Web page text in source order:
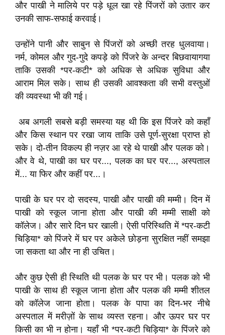
और पाखी ने मालिये पर पड़े धूल खा रहे पिंजरों को उतार कर
उनकी साफ-सफाई करवाई।
उन्होंने पानी और साबुन से पिंजरों को अच्छी तरह धुलवाया।
नर्म, कोमल और गुद-गुदे कपड़े को पिंजरे के अन्दर बिछवायागया
ताकि उसकी *पर-कटी* को अधिक से अधिक सुविधा और
आराम मिल सके। साथ ही उसकी आवश्कता की सभी वस्तुओं
की व्यवस्था भी की गई।
अब अगली सबसे बड़ी समस्या यह थी कि इस पिंजरे को कहाँ
और किस स्थान पर रखा जाय ताकि उसे पूर्ण-सुरक्षा प्राप्त हो
सके। दो-तीन विकल्प ही नज़र आ रहे थे पाखी और पलक को।
और वे थे, पाखी का घर पर..., पलक का घर पर..., अस्पताल
में... या फिर और कहीं पर...।
पाखी के घर पर दो सदस्य, पाखी और पाखी की मम्मी। दिन में
पाखी को स्कूल जाना होता और पाखी की मम्मी साक्षी को
कॉलेज। और सारे दिन घर खाली। ऐसी परिस्थिति में *पर-कटी
चिड़िया* को पिंजरे में घर पर अकेले छोड़ना सुरक्षित नहीं समझा
जा सकता था और ना ही उचित।
और कुछ ऐसी ही स्थिति थी पलक के घर पर भी। पलक को भी
पाखी के साथ ही स्कूल जाना होता और पलक की मम्मी शीतल
को कॉलेज जाना होता। पलक के पापा का दिन-भर नीचे
अस्पताल में मरीज़ों के साथ व्यस्त रहना। और ऊपर घर पर
किसी का भी न होना। यहाँ भी *पर-कटी चिड़िया* के पिंजरे को